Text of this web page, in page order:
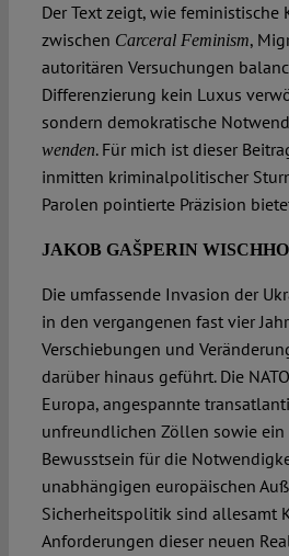
Der Text zeigt, wie
zwischen Carceral Feminism,
autoritären Versuchungen
Differenzierung kein Luxus
sondern demokratische
wenden. Für mich ist dieser
inmitten kriminalpolitischer
Parolen pointierte Präzision
JAKOB GAŠPERIN
Die umfassende Invasion der
in den vergangenen fast vier
Verschiebungen und
darüber hinaus geführt. Die
Europa, angespannte
unfreundlichen Zöllen sowie ein
Bewusstsein für die
unabhängigen europäischen
Sicherheitspolitik sind allesamt
Anforderungen dieser neuen